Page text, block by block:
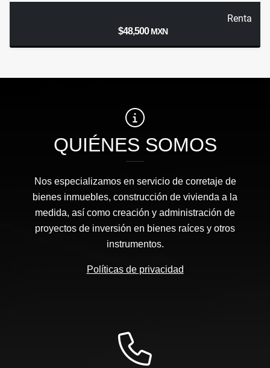
Renta
$48,500MXN
QUIÉNES SOMOS
Nos especializamos en servicio de corretaje de
bienes inmuebles, construcción de vivienda a la
medida, así como creación y administración de
proyectos de inversión en bienes raíces y otros
instrumentos.
Políticas de privacidad